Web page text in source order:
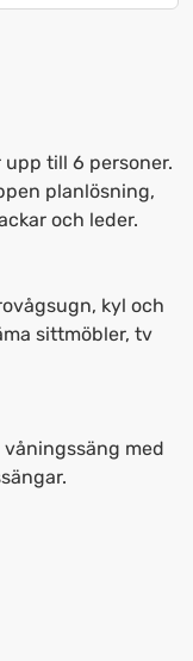
till 6 personer.
planlösning,
och leder.
kyl och
sittmöbler, tv
våningssäng med